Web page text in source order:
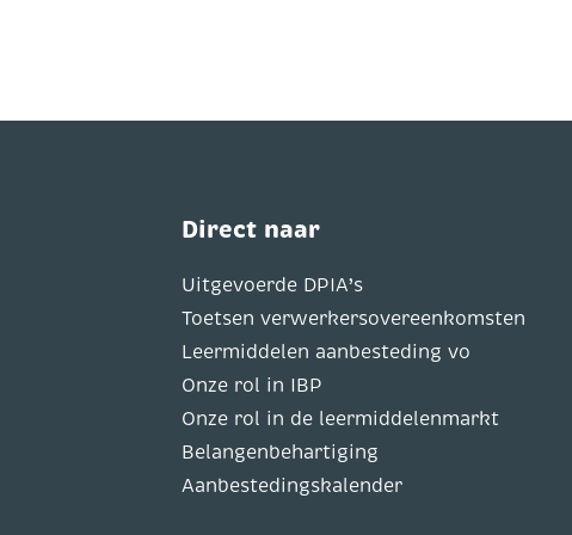
Direct naar
Uitgevoerde DPIA’s
Toetsen verwerkersovereenkomsten
Leermiddelen aanbesteding vo
Onze rol in IBP
Onze rol in de leermiddelenmarkt
Belangenbehartiging
Aanbestedingskalender